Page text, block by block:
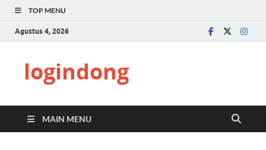
TOP MENU
Agustus 4, 2026
logindong
MAIN MENU